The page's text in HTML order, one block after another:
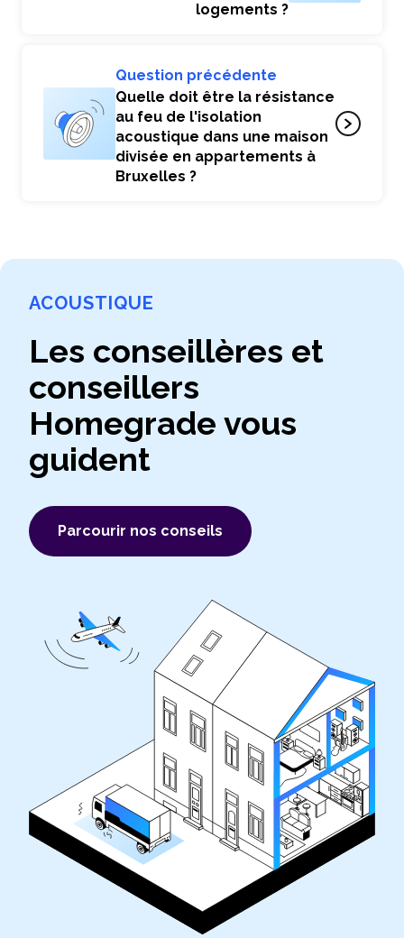
logements ?
Question précédente
Quelle doit être la résistance
au feu de l'isolation
acoustique dans une maison
divisée en appartements à
Bruxelles ?
ACOUSTIQUE
Les conseillères et
conseillers
Homegrade vous
guident
Parcourir nos conseils